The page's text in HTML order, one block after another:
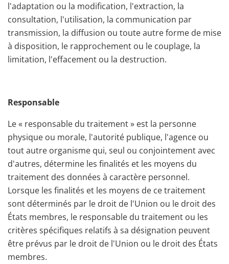
l'adaptation ou la modification, l'extraction, la
consultation, l'utilisation, la communication par
transmission, la diffusion ou toute autre forme de mise
à disposition, le rapprochement ou le couplage, la
limitation, l'effacement ou la destruction.
Responsable
Le « responsable du traitement » est la personne
physique ou morale, l'autorité publique, l'agence ou
tout autre organisme qui, seul ou conjointement avec
d'autres, détermine les finalités et les moyens du
traitement des données à caractère personnel.
Lorsque les finalités et les moyens de ce traitement
sont déterminés par le droit de l'Union ou le droit des
États membres, le responsable du traitement ou les
critères spécifiques relatifs à sa désignation peuvent
être prévus par le droit de l'Union ou le droit des États
membres.